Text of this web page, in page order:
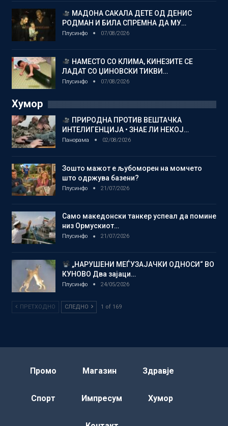
МАДОНА САКАЛА ДЕТЕ ОД ДЕНИС
РОДМАН И БИЛА СПРЕМНА ДА МУ…
Плусинфо 07/08/2026
НАМЕСТО СО КЛИМА, КИНЕЗИТЕ СЕ
ЛАДАТ СО ЏИНОВСКИ ТИКВИ…
Плусинфо 07/08/2026
Хумор
ПРИРОДНА ПРОТИВ ВЕШТАЧКА
ИНТЕЛИГЕНЦИЈА • ЗНАЕ ЛИ НЕКОЈ…
Панорама 02/08/2026
Зошто мажот е љубоморен на момчето
што одржува базени?
Плусинфо 21/07/2026
Само македонски танкер успеал да помине
низ Ормускиот…
Плусинфо 21/07/2026
„НАРУШЕНИ МЕЃУЗАЈАЧКИ ОДНОСИ“ ВО
КУНОВО Два зајаци…
Плусинфо 24/05/2026
ПРЕТХОДНО СЛЕДНО 1 of 169
Промо Магазин Здравје
Спорт Импресум Хумор